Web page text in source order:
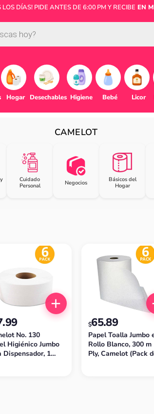
DÍAS! PIDE ANTES DE 6:00 PM Y RECIBE EN
Hogar Desechables Higiene Bebé Licor
CAMELOT
Cuidado
Personal
Negocios
Básicos del
Hogar
No. 130
Higiénico Jumbo
Dispensador, 1
Papel Toalla Jumbo
Rollo Blanco, 300 m
Ply, Camelot (Pack
$65.89